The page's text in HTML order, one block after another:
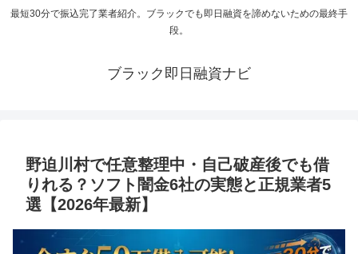
最短30分で振込完了業者紹介。ブラックでも即日融資を諦めないための最終手
段。
ブラック即日融資ナビ
野迫川村で任意整理中・自己破産後でも借
りれる？ソフト闇金6社の実態と正規業者5
選【2026年最新】